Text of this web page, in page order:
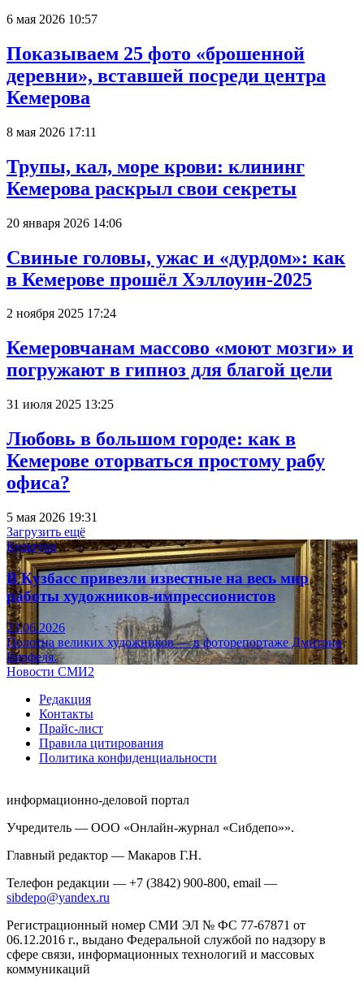
6 мая 2026 10:57
Показываем 25 фото «брошенной
деревни», вставшей посреди центра
Кемерова
8 мая 2026 17:11
Трупы, кал, море крови: клининг
Кемерова раскрыл свои секреты
20 января 2026 14:06
Свиные головы, ужас и «дурдом»: как
в Кемерове прошёл Хэллоуин-2025
2 ноября 2025 17:24
Кемеровчанам массово «моют мозги» и
погружают в гипноз для благой цели
31 июля 2025 13:25
Любовь в большом городе: как в
Кемерове оторваться простому рабу
офиса?
5 мая 2026 19:31
Загрузить ещё
Культура
В Кузбасс привезли известные на весь мир
работы художников-импрессионистов
23.06.2026
Полотна великих художников — в фоторепортаже Дмитрия
Верфеля.
Новости СМИ2
Редакция
Контакты
Прайс-лист
Правила цитирования
Политика конфиденциальности
информационно-деловой портал
Учредитель — ООО «Онлайн-журнал «Сибдепо»».
Главный редактор — Макаров Г.Н.
Телефон редакции — +7 (3842) 900-800, email —
sibdepo@yandex.ru
Регистрационный номер СМИ ЭЛ № ФС 77-67871 от
06.12.2016 г., выдано Федеральной службой по надзору в
сфере связи, информационных технологий и массовых
коммуникаций